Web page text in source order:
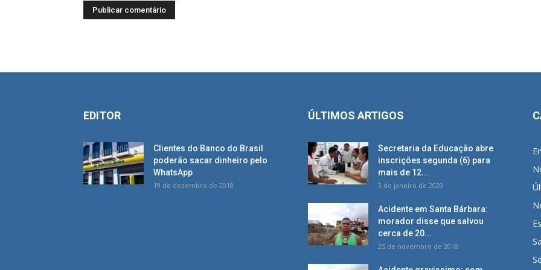
EDITOR
Clientes do Banco do Brasil
poderão sacar dinheiro pelo
WhatsApp
19 de dezembro de 2018
ÚLTIMOS ARTIGOS
Secretaria da Educação abre
inscrições segunda (6) para
mais de 12...
3 de janeiro de 2020
Acidente em Santa Bárbara:
morador disse que salvou
cerca de 20...
25 de novembro de 2018